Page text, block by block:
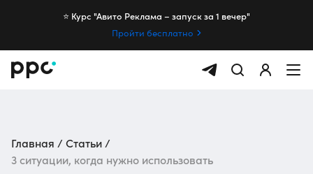
⭐️ Курс "Авито Реклама – запуск за 1 вечер"
Пройти бесплатно
Главная
Статьи
3 ситуации, когда нужно использовать